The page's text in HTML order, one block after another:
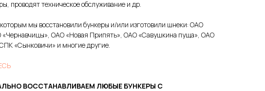
проводят техническое обслуживание и др.
мы восстановили бункеры и/или изготовили шнеки: ОАО
«Чернавчицы», ОАО «Новая Припять», ОАО «Савушкина пуща», ОАО
«Сынковичи» и многие другие.
ВОССТАНАВЛИВАЕМ ЛЮБЫЕ БУНКЕРЫ С